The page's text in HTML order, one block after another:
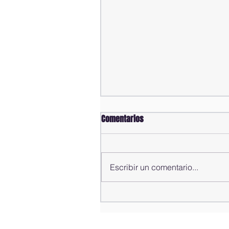
Comentarios
Escribir un comentario...